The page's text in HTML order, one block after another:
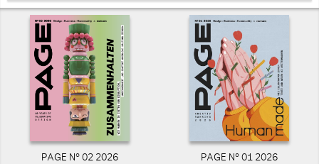
PAGE N° 02 2026 PAGE N° 01 2026